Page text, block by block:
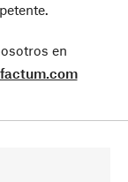
en